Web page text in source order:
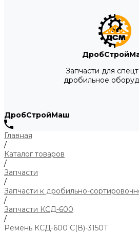
Запчасти для
дробильное
ДробСтройМаш
Главная
/
Каталог товаров
/
Запчасти
/
Запчасти к дробильно-
/
Запчасти КСД-600
/
Ремень КСД-600 С(В)-3150Т